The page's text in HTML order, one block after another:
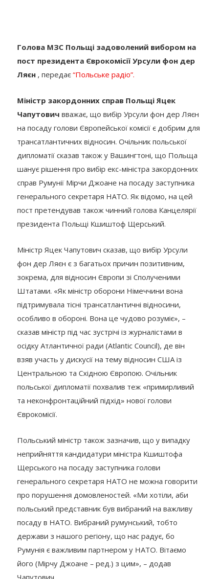
Голова МЗС Польщі задоволений вибором на
пост президента Єврокомісії Урсули фон дер
Ляєн , передає “Польське радіо”.
Міністр закордонних справ Польщі Яцек
Чапутович вважає, що вибір Урсули фон дер Ляєн
на посаду голови Європейської комісії є добрим для
трансатлантичних відносин. Очільник польської
дипломатії сказав також у Вашингтоні, що Польща
шанує рішення про вибір екс-міністра закордонних
справ Румунії Мірчи Джоане на посаду заступника
генерального секретаря НАТО. Як відомо, на цей
пост претендував також чинний голова Канцелярії
президента Польщі Кшиштоф Щерський.
Міністр Яцек Чапутович сказав, що вибір Урсули
фон дер Ляєн є з багатьох причин позитивним,
зокрема, для відносин Європи зі Сполученими
Штатами. «Як міністр оборони Німеччини вона
підтримувала тісні трансатлантичні відносини,
особливо в обороні. Вона це чудово розуміє», –
сказав міністр під час зустрічі із журналістами в
осідку Атлантичної ради (Atlantic Council), де він
взяв участь у дискусії на тему відносин США із
Центральною та Східною Європою. Очільник
польської дипломатії похвалив теж «примирливий
та неконфронтаційний підхід» нової голови
Єврокомісії.
Польський міністр також зазначив, що у випадку
неприйняття кандидатури міністра Кшиштофа
Щерського на посаду заступника голови
генерального секретаря НАТО не можна говорити
про порушення домовленостей. «Ми хотіли, аби
польський представник був вибраний на важливу
посаду в НАТО. Вибраний румунський, тобто
держави з нашого регіону, що нас радує, бо
Румунія є важливим партнером у НАТО. Вітаємо
його (Мірчу Джоане – ред.) з цим», – додав
Чапутович.